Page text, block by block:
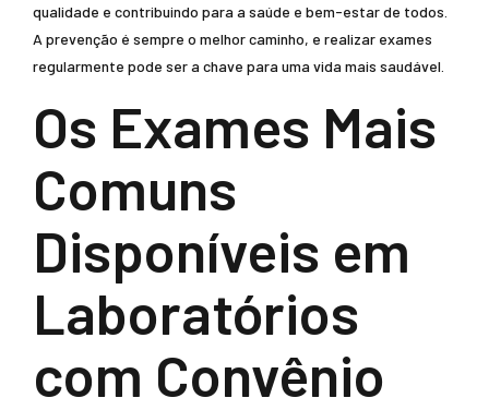
qualidade e contribuindo para a saúde e bem-estar de todos.
A prevenção é sempre o melhor caminho, e realizar exames
regularmente pode ser a chave para uma vida mais saudável.
Os Exames Mais
Comuns
Disponíveis em
Laboratórios
com Convênio